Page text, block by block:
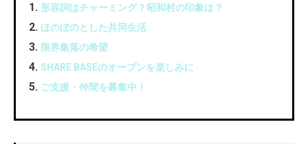
形容詞はチャーミング？昭和村の印象は？
ほのぼのとした共同生活
限界集落の希望
SHARE BASEのオープンを楽しみに
ご支援・仲間を募集中！